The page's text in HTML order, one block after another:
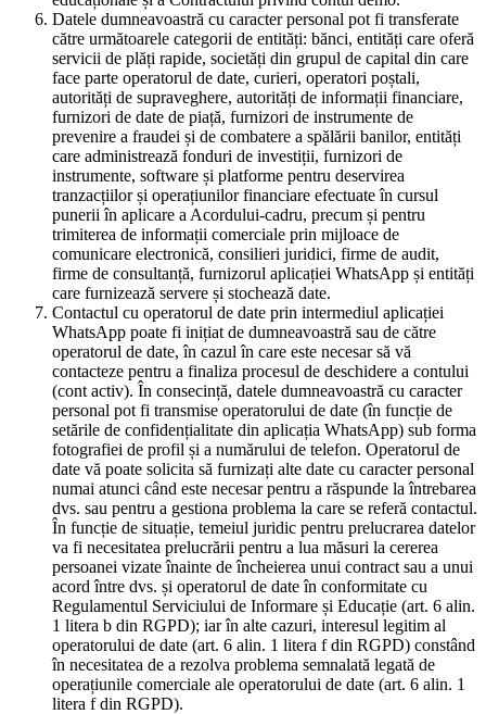
Datele dumneavoastră cu caracter personal pot fi transferate
către următoarele categorii de entități: bănci, entități care oferă
servicii de plăți rapide, societăți din grupul de capital din care
face parte operatorul de date, curieri, operatori poștali,
autorități de supraveghere, autorități de informații financiare,
furnizori de date de piață, furnizori de instrumente de
prevenire a fraudei și de combatere a spălării banilor, entități
care administrează fonduri de investiții, furnizori de
instrumente, software și platforme pentru deservirea
tranzacțiilor și operațiunilor financiare efectuate în cursul
punerii în aplicare a Acordului-cadru, precum și pentru
trimiterea de informații comerciale prin mijloace de
comunicare electronică, consilieri juridici, firme de audit,
firme de consultanță, furnizorul aplicației WhatsApp și entități
care furnizează servere și stochează date.
Contactul cu operatorul de date prin intermediul aplicației
WhatsApp poate fi inițiat de dumneavoastră sau de către
operatorul de date, în cazul în care este necesar să vă
contacteze pentru a finaliza procesul de deschidere a contului
(cont activ). În consecință, datele dumneavoastră cu caracter
personal pot fi transmise operatorului de date (în funcție de
setările de confidențialitate din aplicația WhatsApp) sub forma
fotografiei de profil și a numărului de telefon. Operatorul de
date vă poate solicita să furnizați alte date cu caracter personal
numai atunci când este necesar pentru a răspunde la întrebarea
dvs. sau pentru a gestiona problema la care se referă contactul.
În funcție de situație, temeiul juridic pentru prelucrarea datelor
va fi necesitatea prelucrării pentru a lua măsuri la cererea
persoanei vizate înainte de încheierea unui contract sau a unui
acord între dvs. și operatorul de date în conformitate cu
Regulamentul Serviciului de Informare și Educație (art. 6 alin.
1 litera b din RGPD); iar în alte cazuri, interesul legitim al
operatorului de date (art. 6 alin. 1 litera f din RGPD) constând
în necesitatea de a rezolva problema semnalată legată de
operațiunile comerciale ale operatorului de date (art. 6 alin. 1
litera f din RGPD).